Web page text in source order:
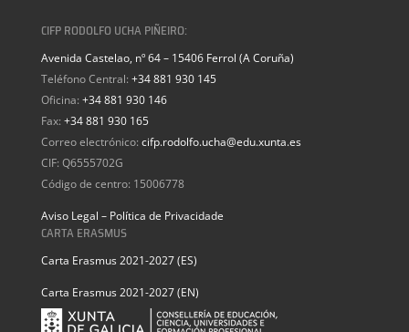
CIFP RODOLFO UCHA PIÑEIRO:
Avenida Castelao, nº 64 – 15406 Ferrol (A Coruña)
Teléfono Central: +34 881 930 145
Oficina: +34 881 930 146
Fax: +34 881 930 165
Correo electrónico: cifp.rodolfo.ucha@edu.xunta.es
CIF: Q6555702G
Código de centro: 15006778
Aviso Legal – Política de Privacidade
CARTA ERASMUS
Carta Erasmus 2021-2027 (ES)
Carta Erasmus 2021-2027 (EN)